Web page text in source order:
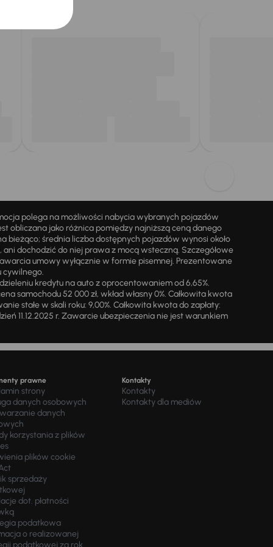
polega na możliwości nabycia wybranych pojazdów
obliczana jako różnica pomiędzy najniższą ceną danego
bieżąco; średnia liczba dostępnych pojazdów wynosi około
dochodzić do niej prawa z mocą wsteczną. Szczegółowe
umowy wyłącznie w formie pisemnej. Prezentowane
cywilnego.
kredytu na auto z oprocentowaniem od 6,65%.
samochodu 52 000 zł, wkład własny 0%. Całkowita kwota
stałe w skali roku: 9,00%. Całkowita kwota do zapłaty:
11.12.2025 r. Zawarcie ubezpieczenia nie jest warunkiem
prawne
strony
danych osobowych
danych
korzystania z plików
plików cookie
sprzedaży
dot. płatności
podatkowa
o realizowanej
podatkowej za rok
Kontakty
Kontakty
Kontakty dla mediów